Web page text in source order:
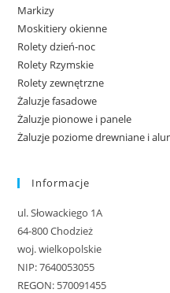
Markizy
Moskitiery okienne
Rolety dzień-noc
Rolety Rzymskie
Rolety zewnętrzne
Żaluzje fasadowe
Żaluzje pionowe i panele
Żaluzje poziome drewniane i
Informacje
ul. Słowackiego 1A
64-800 Chodzież
woj. wielkopolskie
NIP: 7640053055
REGON: 570091455